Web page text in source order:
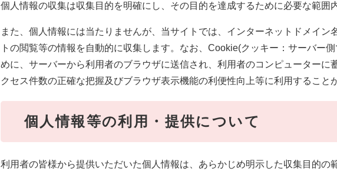
個人情報の収集は収集目的を明確にし、その目的を達成するために必要な範囲
また、個人情報には当たりませんが、当サイトでは、インターネットドメイン
トの閲覧等の情報を自動的に収集します。なお、Cookie(クッキー：サーバー
めに、サーバーから利用者のブラウザに送信され、利用者のコンピューターに
クセス件数の正確な把握及びブラウザ表示機能の利便性向上等に利用すること
個人情報等の利用・提供について
利用者の皆様から提供いただいた個人情報は、あらかじめ明示した収集目的の